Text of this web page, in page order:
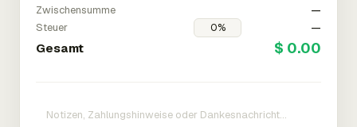
Zwischensumme
—
Steuer
—
Gesamt $ 0.00